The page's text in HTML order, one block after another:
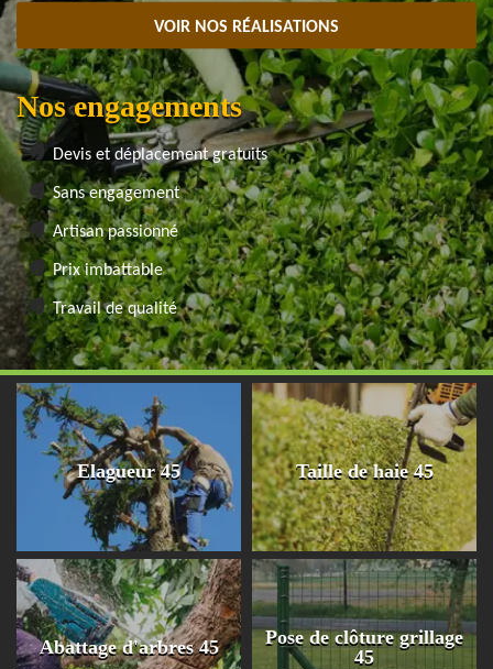
VOIR NOS RÉALISATIONS
Nos engagements
Devis et déplacement gratuits
Sans engagement
Artisan passionné
Prix imbattable
Travail de qualité
Elagueur 45 Taille de haie 45
Abattage d'arbres 45
Pose de clôture grillage
45